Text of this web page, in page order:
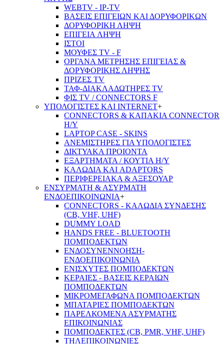
WEBTV - IP-TV
ΒΑΣΕΙΣ ΕΠΙΓΕΙΩΝ ΚΑΙ ΔΟΡΥΦΟΡΙΚΩΝ
ΔΟΡΥΦΟΡΙΚΗ ΛΗΨΗ
ΕΠΙΓΕΙA ΛΗΨΗ
ΙΣΤΟΙ
ΜΟΥΦΕΣ TV - F
ΟΡΓΑΝΑ ΜΕΤΡΗΣΗΣ ΕΠΙΓΕΙΑΣ &
ΔΟΡΥΦΟΡΙΚΗΣ ΛΗΨΗΣ
ΠΡΙΖΕΣ TV
ΤΑΦ-ΔΙΑΚΛΑΔΩΤΗΡΕΣ TV
ΦΙΣ TV / CONNECTORS F
ΥΠΟΛΟΓΙΣΤΕΣ ΚΑΙ INTERNET+
CONNECTORS & ΚΑΠΑΚΙΑ CONNECTOR
Η/Υ
LAPTOP CASE - SKINS
ΑΝΕΜΙΣΤΗΡΕΣ ΓΙΑ ΥΠΟΛΟΓΙΣΤΕΣ
ΔΙΚΤΥΑΚΑ ΠΡΟΙΟΝΤΑ
ΕΞΑΡΤΗΜΑΤΑ / ΚΟΥΤΙΑ Η/Υ
ΚΑΛΩΔΙΑ ΚΑΙ ADAPTORS
ΠΕΡΙΦΕΡΕΙΑΚΑ & ΑΞΕΣΟΥΑΡ
ΕΝΣΥΡΜΑΤΗ & ΑΣΥΡΜΑΤΗ
ΕΝΔΟΕΠΙΚΟΙΝΩΝΙΑ+
CONNECTORS - ΚΑΛΩΔΙΑ ΣΥΝΔΕΣΗΣ
(CB, VHF, UHF)
DUMMY LOAD
HANDS FREE - BLUETOOTH
ΠΟΜΠΟΔΕΚΤΩΝ
ΕΝΔΟΣΥΝΕΝΝΟΗΣΗ-
ΕΝΔΟΕΠΙΚΟΙΝΩΝΙΑ
ΕΝΙΣΧΥΤΕΣ ΠΟΜΠΟΔΕΚΤΩΝ
ΚΕΡΑΙΕΣ - ΒΑΣΕΙΣ ΚΕΡΑΙΩΝ
ΠΟΜΠΟΔΕΚΤΩΝ
ΜΙΚΡΟΜΕΓΑΦΩΝΑ ΠΟΜΠΟΔΕΚΤΩΝ
ΜΠΑΤΑΡΙΕΣ ΠΟΜΠΟΔΕΚΤΩΝ
ΠΑΡΕΛΚΟΜΕΝΑ ΑΣΥΡΜΑΤΗΣ
ΕΠΙΚΟΙΝΩΝΙΑΣ
ΠΟΜΠΟΔΕΚΤΕΣ (CB, PMR, VHF, UHF)
ΤΗΛΕΠΙΚΟΙΝΩΝΙΕΣ